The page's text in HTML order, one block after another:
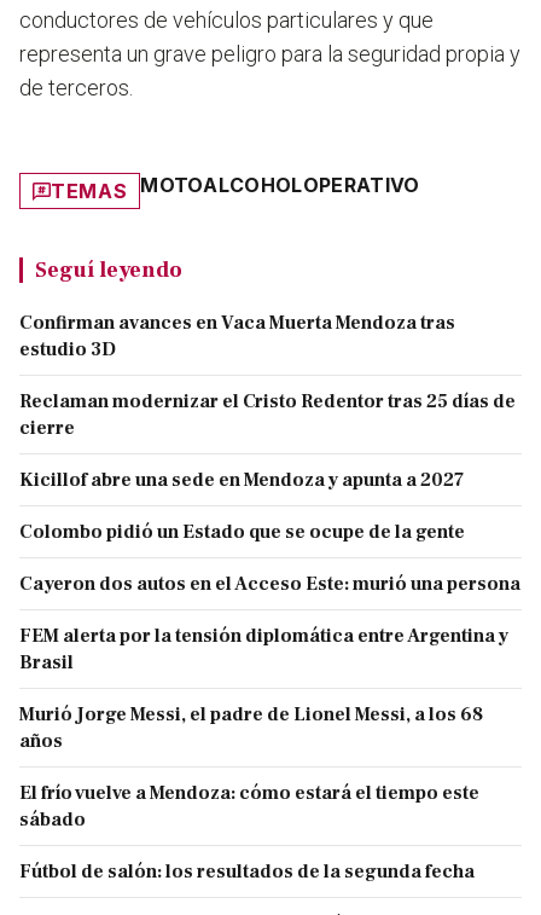
conductores de vehículos particulares y que
representa un grave peligro para la seguridad propia y
de terceros.
TEMAS MOTOALCOHOLOPERATIVO
Seguí leyendo
Confirman avances en Vaca Muerta Mendoza tras
estudio 3D
Reclaman modernizar el Cristo Redentor tras 25 días de
cierre
Kicillof abre una sede en Mendoza y apunta a 2027
Colombo pidió un Estado que se ocupe de la gente
Cayeron dos autos en el Acceso Este: murió una persona
FEM alerta por la tensión diplomática entre Argentina y
Brasil
Murió Jorge Messi, el padre de Lionel Messi, a los 68
años
El frío vuelve a Mendoza: cómo estará el tiempo este
sábado
Fútbol de salón: los resultados de la segunda fecha